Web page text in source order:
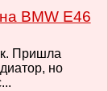
BMW E46
Пришла
но